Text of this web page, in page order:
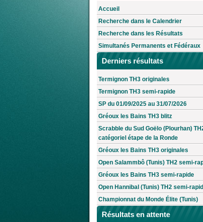
Accueil
Recherche dans le Calendrier
Recherche dans les Résultats
Simultanés Permanents et Fédéraux
Derniers résultats
Termignon TH3 originales
Termignon TH3 semi-rapide
SP du 01/09/2025 au 31/07/2026
Gréoux les Bains TH3 blitz
Scrabble du Sud Goëlo (Plourhan)
catégoriel étape de la Ronde
Gréoux les Bains TH3 originales
Open Salammbô (Tunis) TH2 semi-
Gréoux les Bains TH3 semi-rapide
Open Hannibal (Tunis) TH2 semi-
Championnat du Monde Élite (Tunis)
Résultats en attente